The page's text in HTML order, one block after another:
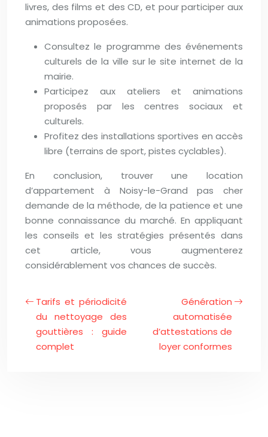
livres, des films et des CD, et pour participer aux
animations proposées.
Consultez le programme des événements
culturels de la ville sur le site internet de la
mairie.
Participez aux ateliers et animations
proposés par les centres sociaux et
culturels.
Profitez des installations sportives en accès
libre (terrains de sport, pistes cyclables).
En conclusion, trouver une location
d’appartement à Noisy-le-Grand pas cher
demande de la méthode, de la patience et une
bonne connaissance du marché. En appliquant
les conseils et les stratégies présentés dans
cet article, vous augmenterez
considérablement vos chances de succès.
Tarifs et périodicité
du nettoyage des
gouttières : guide
complet
Génération
automatisée
d’attestations de
loyer conformes